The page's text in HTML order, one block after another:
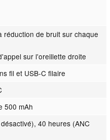
réduction de bruit sur chaque
sur l'oreillette droite
fil et USB-C filaire
500 mAh
40 heures (ANC